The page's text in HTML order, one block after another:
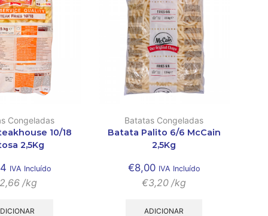
Congeladas
10/18
2,5Kg
IVA Incluído
2,66 /kg
Batatas Congeladas
Batata Palito 6/6 McCain
2,5Kg
€8,00 IVA Incluído
€3,20 /kg
ADICIONAR